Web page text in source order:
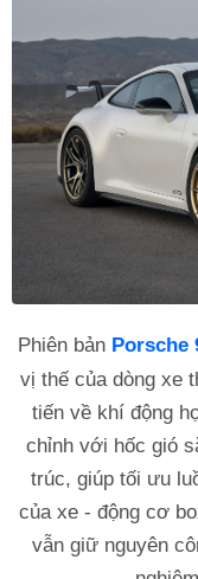
Phiên bản Porsche
vị thế của dòng xe
tiến về khí động
chỉnh với hốc gió
trúc, giúp tối ưu
của xe - động cơ
vẫn giữ nguyên